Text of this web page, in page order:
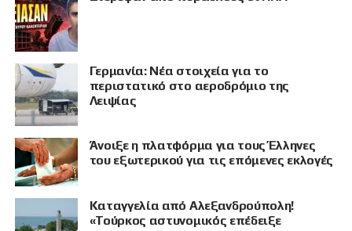
Γερμανία: Νέα στοιχεία για το
περιστατικό στο αεροδρόμιο της
Λειψίας
Άνοιξε η πλατφόρμα για τους Έλληνες
του εξωτερικού για τις επόμενες εκλογές
Καταγγελία από Αλεξανδρούπολη!
«Τούρκος αστυνομικός επέδειξε